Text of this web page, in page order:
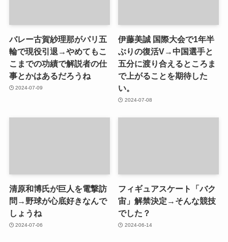
バレー古賀紗理那がパリ五
輪で現役引退→やめてもこ
こまでの功績で解説者の仕
事とかはあるだろうね
2024-07-09
伊藤美誠 国際大会で1年半
ぶりの復活V→中国選手と
五分に渡り合えるところま
で上がることを期待した
い。
2024-07-08
清原和博氏が巨人を電撃訪
問→野球が心底好きなんで
しょうね
2024-07-06
フィギュアスケート「バク
宙」解禁決定→そんな競技
でした？
2024-06-14